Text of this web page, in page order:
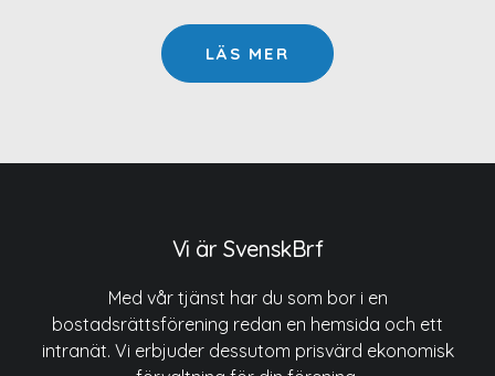
LÄS MER
Vi är SvenskBrf
Med vår tjänst har du som bor i en
bostadsrättsförening redan en hemsida och ett
intranät. Vi erbjuder dessutom prisvärd ekonomisk